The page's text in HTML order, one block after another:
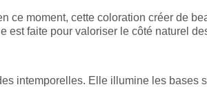
ce moment, cette coloration créer de
est faite pour valoriser le côté naturel
intemporelles. Elle illumine les bases